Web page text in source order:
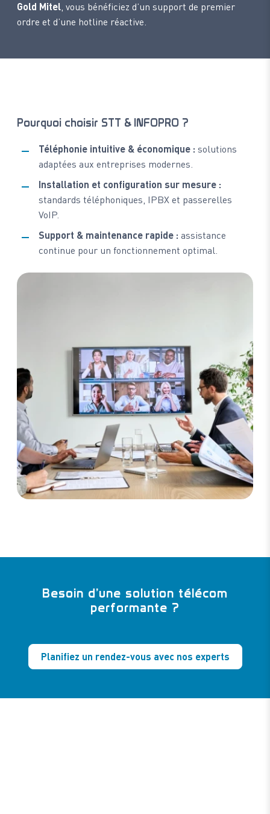
Gold Mitel, vous bénéficiez d’un support de premier
ordre et d’une hotline réactive.
Pourquoi choisir STT & INFOPRO ?
Téléphonie intuitive & économique : solutions
adaptées aux entreprises modernes.
Installation et configuration sur mesure :
standards téléphoniques, IPBX et passerelles
VoIP.
Support & maintenance rapide : assistance
continue pour un fonctionnement optimal.
Besoin d’une solution télécom
performante ?
Planifiez un rendez-vous avec nos experts